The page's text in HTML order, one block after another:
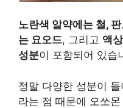
노란색 알약에는 철,
는 요오드, 그리고 액
성분이 포함되어 있습
정말 다양한 성분이
라는 점 때문에 오쏘